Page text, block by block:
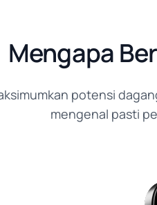
Mengapa
potensi
mengenal pasti